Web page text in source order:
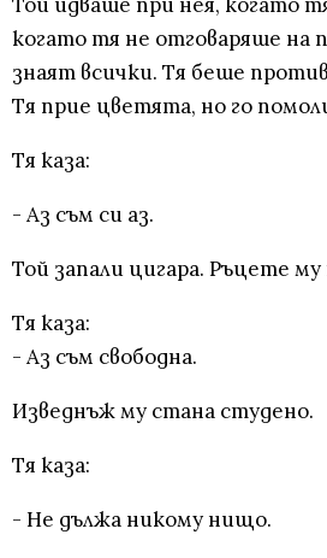
когато тя не отговаряше на
знаят всички. Тя беше
Тя прие цветята, но го
Тя каза:
- Аз съм си аз.
Той запали цигара. Ръцете
Тя каза:
- Аз съм свободна.
Изведнъж му стана студено.
Тя каза:
- Не дължа никому нищо.